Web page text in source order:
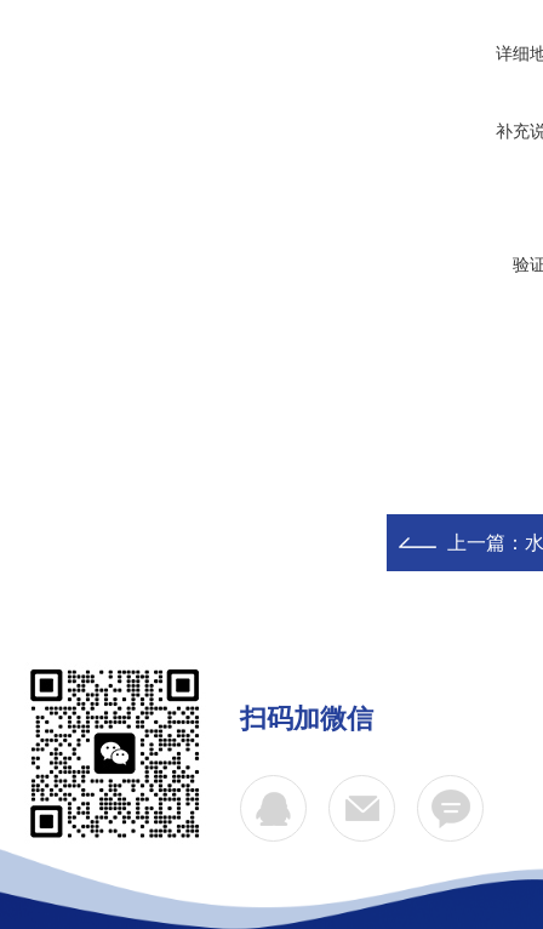
详细
补充
验
上一篇：
扫码加微信